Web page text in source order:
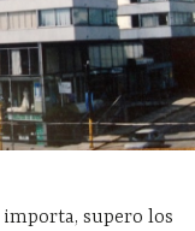
importa, supero los